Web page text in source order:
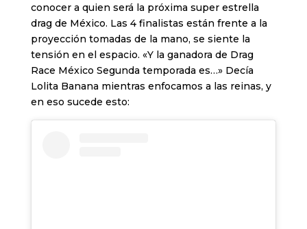
conocer a quien será la próxima super estrella
drag de México. Las 4 finalistas están frente a la
proyección tomadas de la mano, se siente la
tensión en el espacio. «Y la ganadora de Drag
Race México Segunda temporada es…» Decía
Lolita Banana mientras enfocamos a las reinas, y
en eso sucede esto: